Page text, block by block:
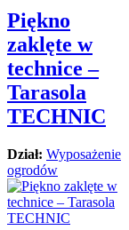
Piękno
zaklęte w
technice –
Tarasola
TECHNIC
Dział: Wyposażenie
ogrodów